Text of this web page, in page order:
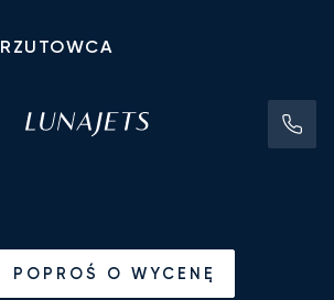
POPROŚ O WYCENĘ